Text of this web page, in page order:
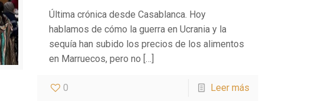
Última crónica desde Casablanca. Hoy
hablamos de cómo la guerra en Ucrania y la
sequía han subido los precios de los alimentos
en Marruecos, pero no […]
0 Leer más